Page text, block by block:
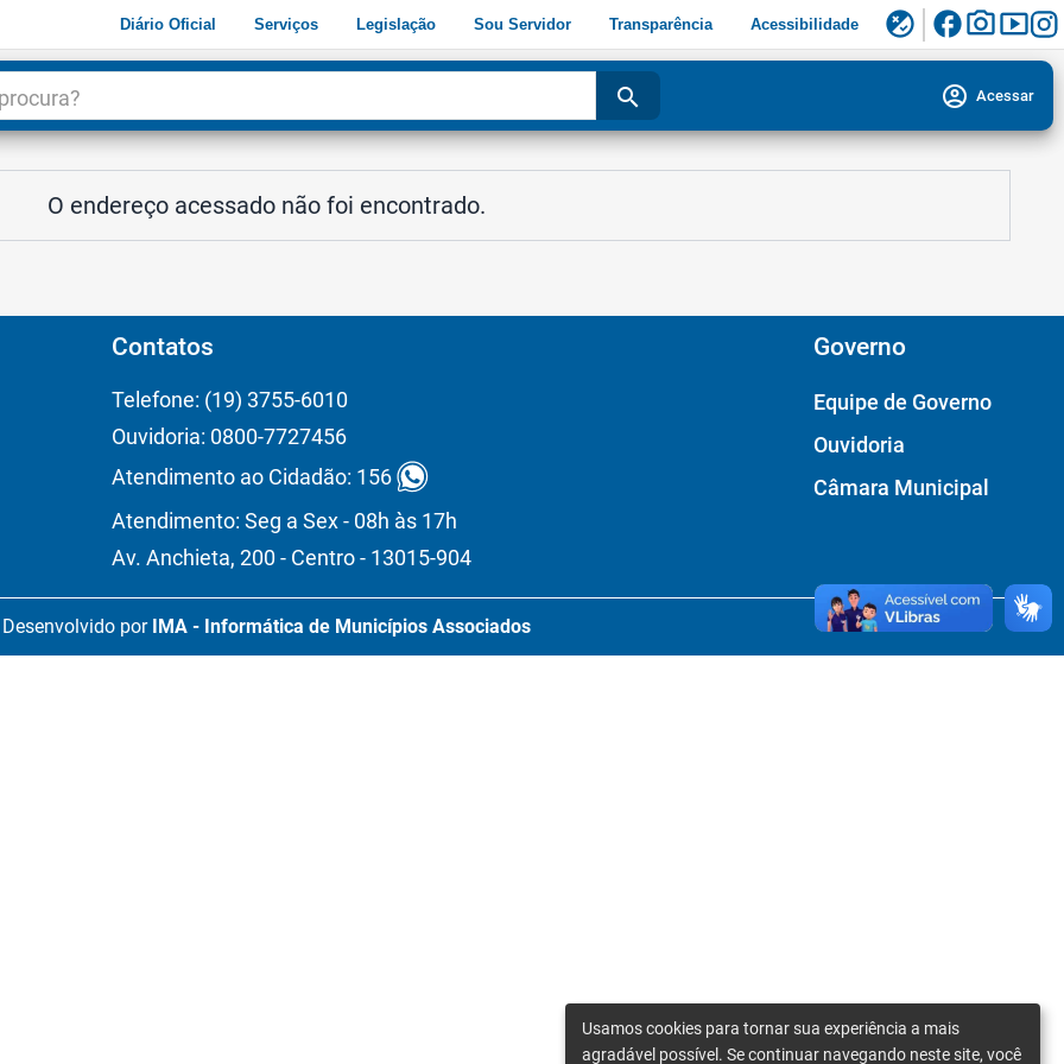
Diário Oficial Serviços Legislação Sou Servidor Transparência Acessibilidade flaky facebookphoto_camerasmart_display
search account_circle Acessar
O endereço acessado não foi encontrado.
Contatos
Telefone: (19) 3755-6010
Ouvidoria: 0800-7727456
Atendimento ao Cidadão: 156
Atendimento: Seg a Sex - 08h às 17h
Av. Anchieta, 200 - Centro - 13015-904
Governo
Equipe de Governo
Ouvidoria
Câmara Municipal
Desenvolvido por IMA - Informática de Municípios Associados
Usamos cookies para tornar sua experiência a mais
agradável possível. Se continuar navegando neste site, você